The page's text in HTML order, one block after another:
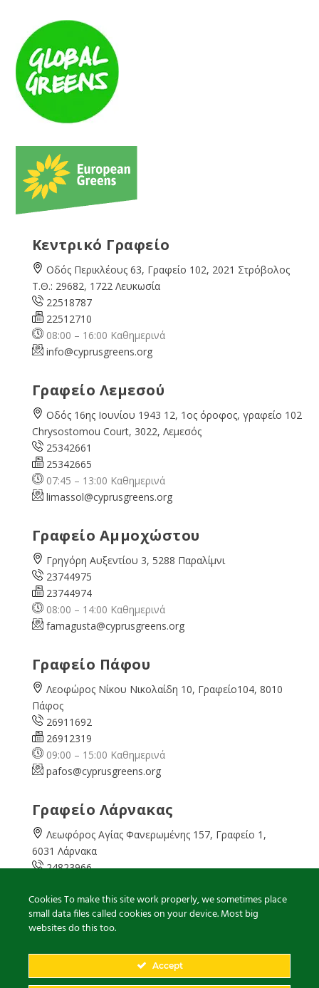
Κεντρικό Γραφείο
Οδός Περικλέους 63, Γραφείο 102, 2021 Στρόβολος
Τ.Θ.: 29682, 1722 Λευκωσία
22518787
22512710
08:00 – 16:00 Καθημερινά
info@cyprusgreens.org
Γραφείο Λεμεσού
Οδός 16ης Ιουνίου 1943 12, 1ος όροφος, γραφείο 102
Chrysostomou Court, 3022, Λεμεσός
25342661
25342665
07:45 – 13:00 Καθημερινά
limassol@cyprusgreens.org
Γραφείο Αμμοχώστου
Γρηγόρη Αυξεντίου 3, 5288 Παραλίμνι
23744975
23744974
08:00 – 14:00 Καθημερινά
famagusta@cyprusgreens.org
Γραφείο Πάφου
Λεοφώρος Νίκου Νικολαίδη 10, Γραφείο104, 8010
Πάφος
26911692
26912319
09:00 – 15:00 Καθημερινά
pafos@cyprusgreens.org
Γραφείο Λάρνακας
Λεωφόρος Αγίας Φανερωμένης 157, Γραφείο 1,
6031 Λάρνακα
24823966
08:00 – 16:00 Καθημερινά
larnaka@cyprusgreens.org
2026© Ολα τα δικαιώματα διατηρούνται
Cookies To make this site work properly, we sometimes place
small data files called cookies on your device. Most big
websites do this too.
Accept